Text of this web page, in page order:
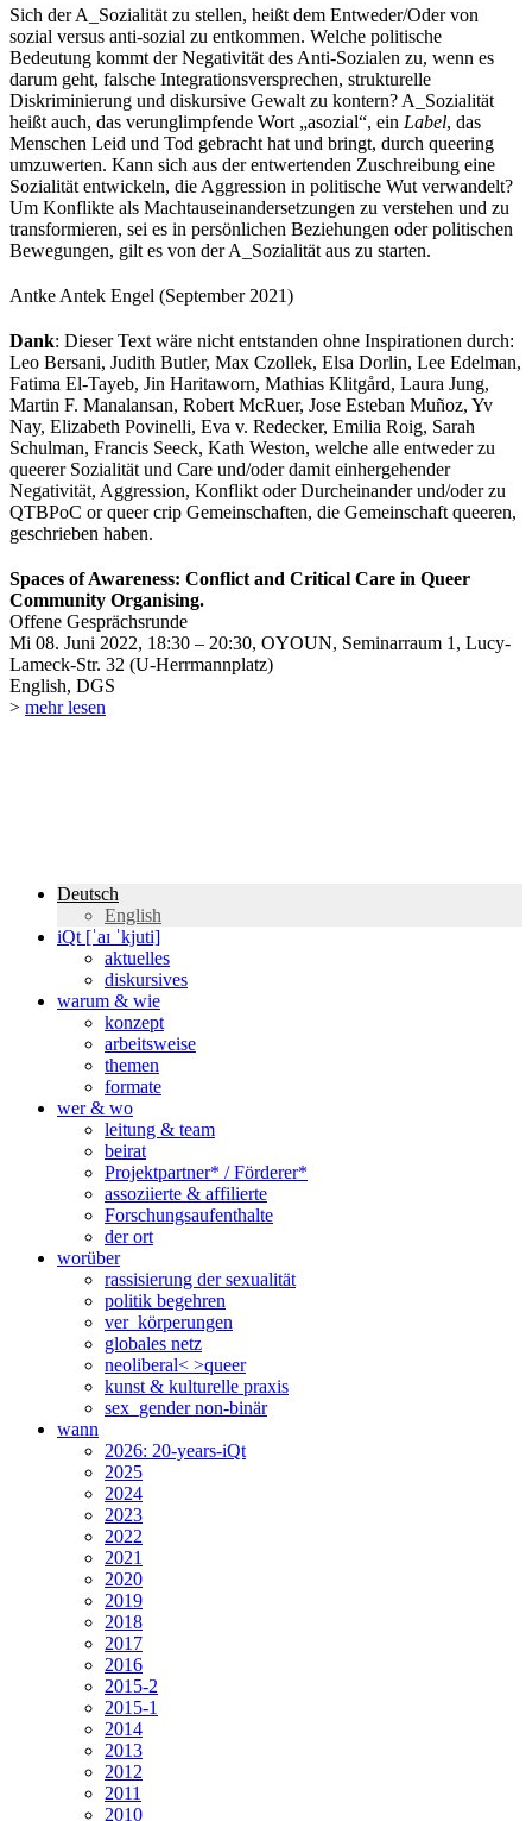
Sich der A_Sozialität zu stellen, heißt dem Entweder/Oder von
sozial versus anti-sozial zu entkommen. Welche politische
Bedeutung kommt der Negativität des Anti-Sozialen zu, wenn es
darum geht, falsche Integrationsversprechen, strukturelle
Diskriminierung und diskursive Gewalt zu kontern? A_Sozialität
heißt auch, das verunglimpfende Wort „asozial“, ein Label, das
Menschen Leid und Tod gebracht hat und bringt, durch queering
umzuwerten. Kann sich aus der entwertenden Zuschreibung eine
Sozialität entwickeln, die Aggression in politische Wut verwandelt?
Um Konflikte als Machtauseinandersetzungen zu verstehen und zu
transformieren, sei es in persönlichen Beziehungen oder politischen
Bewegungen, gilt es von der A_Sozialität aus zu starten.
Antke Antek Engel (September 2021)
Dank: Dieser Text wäre nicht entstanden ohne Inspirationen durch:
Leo Bersani, Judith Butler, Max Czollek, Elsa Dorlin, Lee Edelman,
Fatima El-Tayeb, Jin Haritaworn, Mathias Klitgård, Laura Jung,
Martin F. Manalansan, Robert McRuer, Jose Esteban Muñoz, Yv
Nay, Elizabeth Povinelli, Eva v. Redecker, Emilia Roig, Sarah
Schulman, Francis Seeck, Kath Weston, welche alle entweder zu
queerer Sozialität und Care und/oder damit einhergehender
Negativität, Aggression, Konflikt oder Durcheinander und/oder zu
QTBPoC or queer crip Gemeinschaften, die Gemeinschaft queeren,
geschrieben haben.
Spaces of Awareness: Conflict and Critical Care in Queer
Community Organising.
Offene Gesprächsrunde
Mi 08. Juni 2022, 18:30 – 20:30, OYOUN, Seminarraum 1, Lucy-
Lameck-Str. 32 (U-Herrmannplatz)
English, DGS
> mehr lesen
Deutsch
English
iQt [ˈaɪ ˈkjuti]
aktuelles
diskursives
warum & wie
konzept
arbeitsweise
themen
formate
wer & wo
leitung & team
beirat
Projektpartner* / Förderer*
assoziierte & affilierte
Forschungsaufenthalte
der ort
worüber
rassisierung der sexualität
politik begehren
ver_körperungen
globales netz
neoliberal< >queer
kunst & kulturelle praxis
sex_gender non-binär
wann
2026: 20-years-iQt
2025
2024
2023
2022
2021
2020
2019
2018
2017
2016
2015-2
2015-1
2014
2013
2012
2011
2010